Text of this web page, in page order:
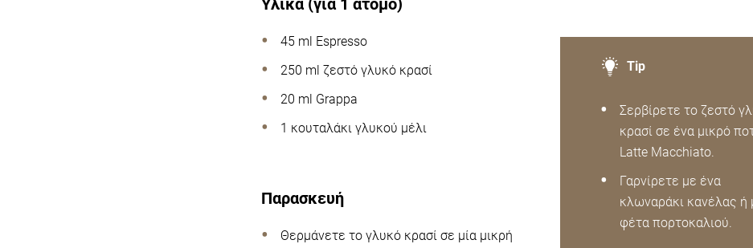
Υλικά (για 1 άτομο)
45 ml Εspresso
250 ml ζεστό γλυκό κρασί
20 ml Grappa
1 κουταλάκι γλυκού μέλι
Παρασκευή
Θερμάνετε το γλυκό κρασί σε μία μικρή
Tip
Σερβίρετε το ζεστό
κρασί σε ένα μικρό
Latte Μacchiato.
Γαρνίρετε με ένα
κλωναράκι κανέλας ή
φέτα πορτοκαλιού.